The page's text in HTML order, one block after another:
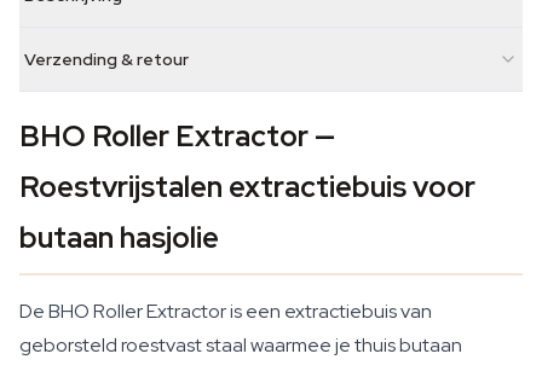
Verzending & retour
BHO Roller Extractor —
Roestvrijstalen extractiebuis voor
butaan hasjolie
De BHO Roller Extractor is een extractiebuis van
geborsteld roestvast staal waarmee je thuis butaan